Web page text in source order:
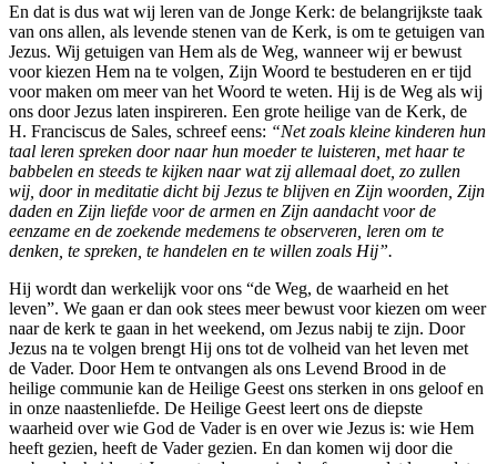
En dat is dus wat wij leren van de Jonge Kerk: de belangrijkste taak
van ons allen, als levende stenen van de Kerk, is om te getuigen van
Jezus. Wij getuigen van Hem als de Weg, wanneer wij er bewust
voor kiezen Hem na te volgen, Zijn Woord te bestuderen en er tijd
voor maken om meer van het Woord te weten. Hij is de Weg als wij
ons door Jezus laten inspireren. Een grote heilige van de Kerk, de
H. Franciscus de Sales, schreef eens: “Net zoals kleine kinderen hun
taal leren spreken door naar hun moeder te luisteren, met haar te
babbelen en steeds te kijken naar wat zij allemaal doet, zo zullen
wij, door in meditatie dicht bij Jezus te blijven en Zijn woorden, Zijn
daden en Zijn liefde voor de armen en Zijn aandacht voor de
eenzame en de zoekende medemens te observeren, leren om te
denken, te spreken, te handelen en te willen zoals Hij”.
Hij wordt dan werkelijk voor ons “de Weg, de waarheid en het
leven”. We gaan er dan ook stees meer bewust voor kiezen om weer
naar de kerk te gaan in het weekend, om Jezus nabij te zijn. Door
Jezus na te volgen brengt Hij ons tot de volheid van het leven met
de Vader. Door Hem te ontvangen als ons Levend Brood in de
heilige communie kan de Heilige Geest ons sterken in ons geloof en
in onze naastenliefde. De Heilige Geest leert ons de diepste
waarheid over wie God de Vader is en over wie Jezus is: wie Hem
heeft gezien, heeft de Vader gezien. En dan komen wij door die